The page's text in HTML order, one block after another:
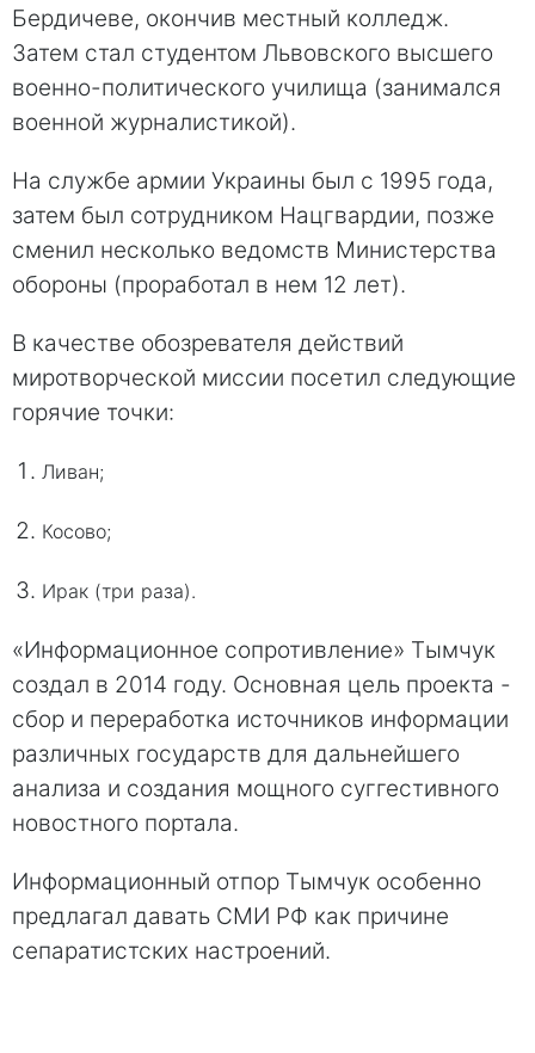
Бердичеве, окончив местный колледж.
Затем стал студентом Львовского высшего
военно-политического училища (занимался
военной журналистикой).
На службе армии Украины был с 1995 года,
затем был сотрудником Нацгвардии, позже
сменил несколько ведомств Министерства
обороны (проработал в нем 12 лет).
В качестве обозревателя действий
миротворческой миссии посетил следующие
горячие точки:
Ливан;
Косово;
Ирак (три раза).
«Информационное сопротивление» Тымчук
создал в 2014 году. Основная цель проекта -
сбор и переработка источников информации
различных государств для дальнейшего
анализа и создания мощного суггестивного
новостного портала.
Информационный отпор Тымчук особенно
предлагал давать СМИ РФ как причине
сепаратистских настроений.